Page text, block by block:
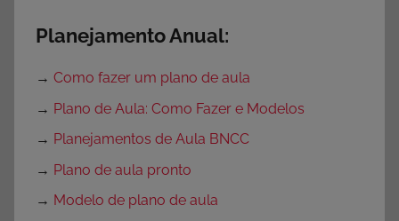
Planejamento Anual:
→ Como fazer um plano de aula
→ Plano de Aula: Como Fazer e Modelos
→ Planejamentos de Aula BNCC
→ Plano de aula pronto
→ Modelo de plano de aula